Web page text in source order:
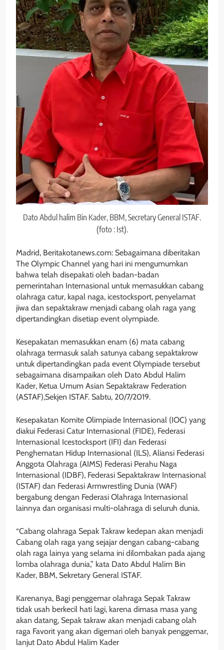
Dato Abdul halim Bin Kader, BBM, Secretary General ISTAF.
(foto : Ist).
Madrid, Beritakotanews.com: Sebagaimana diberitakan
The Olympic Channel yang hari ini mengumumkan
bahwa telah disepakati oleh badan-badan
pemerintahan Internasional untuk memasukkan cabang
olahraga catur, kapal naga, icestocksport, penyelamat
jiwa dan sepaktakraw menjadi cabang olah raga yang
dipertandingkan disetiap event olympiade.
Kesepakatan memasukkan enam (6) mata cabang
olahraga termasuk salah satunya cabang sepaktakrow
untuk dipertandingkan pada event Olympiade tersebut
sebagaimana disampaikan oleh Dato Abdul Halim
Kader, Ketua Umum Asian Sepaktakraw Federation
(ASTAF),Sekjen ISTAF. Sabtu, 20/7/2019.
Kesepakatan Komite Olimpiade Internasional (IOC) yang
diakui Federasi Catur Internasional (FIDE), Federasi
Internasional Icestocksport (IFI) dan Federasi
Penghematan Hidup Internasional (ILS), Aliansi Federasi
Anggota Olahraga (AIMS) Federasi Perahu Naga
Internasional (IDBF), Federasi Sepaktakraw Internasional
(ISTAF) dan Federasi Armwrestling Dunia (WAF)
bergabung dengan Federasi Olahraga Internasional
lainnya dan organisasi multi-olahraga di seluruh dunia.
“Cabang olahraga Sepak Takraw kedepan akan menjadi
Cabang olah raga yang sejajar dengan cabang-cabang
olah raga lainya yang selama ini dilombakan pada ajang
lomba olahraga dunia,” kata Dato Abdul Halim Bin
Kader, BBM, Sekretary General ISTAF.
Karenanya, Bagi penggemar olahraga Sepak Takraw
tidak usah berkecil hati lagi, karena dimasa masa yang
akan datang, Sepak takraw akan menjadi cabang olah
raga Favorit yang akan digemari oleh banyak penggemar,
lanjut Dato Abdul Halim Kader